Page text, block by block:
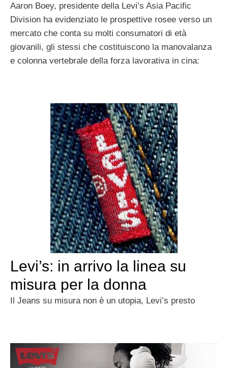
Aaron Boey, presidente della Levi’s Asia Pacific
Division ha evidenziato le prospettive rosee verso un
mercato che conta su molti consumatori di età
giovanili, gli stessi che costituiscono la manovalanza
e colonna vertebrale della forza lavorativa in cina:
Levi’s: in arrivo la linea su
misura per la donna
Il Jeans su misura non è un utopia, Levi’s presto